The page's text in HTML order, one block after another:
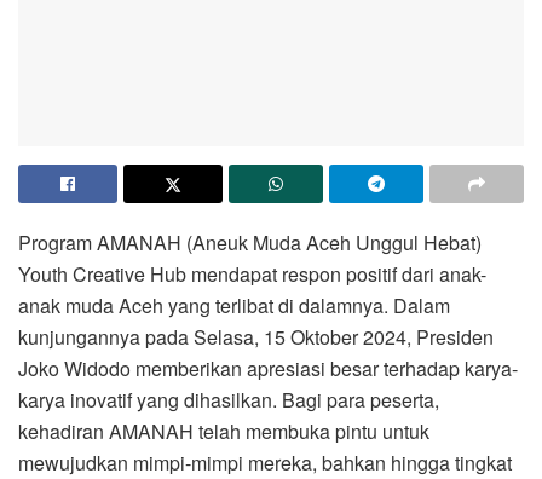
Program AMANAH (Aneuk Muda Aceh Unggul Hebat)
Youth Creative Hub mendapat respon positif dari anak-
anak muda Aceh yang terlibat di dalamnya. Dalam
kunjungannya pada Selasa, 15 Oktober 2024, Presiden
Joko Widodo memberikan apresiasi besar terhadap karya-
karya inovatif yang dihasilkan. Bagi para peserta,
kehadiran AMANAH telah membuka pintu untuk
mewujudkan mimpi-mimpi mereka, bahkan hingga tingkat